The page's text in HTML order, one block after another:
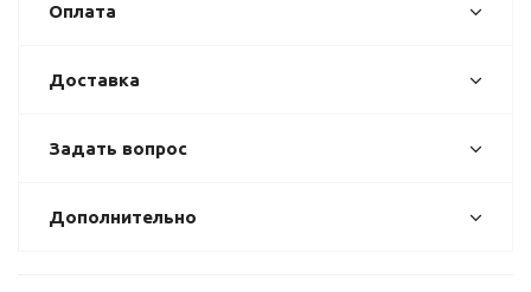
Оплата
Доставка
Задать вопрос
Дополнительно